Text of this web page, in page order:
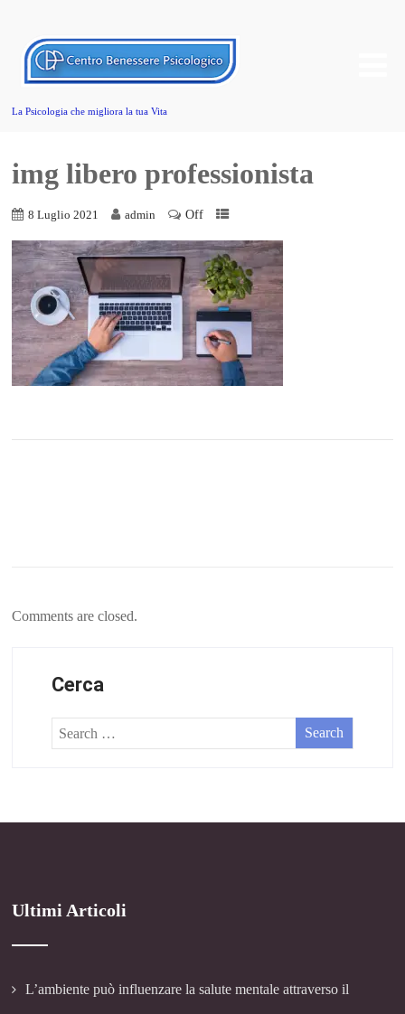
La Psicologia che migliora la tua Vita
img libero professionista
8 Luglio 2021 admin Off
Comments are closed.
Cerca
Ultimi Articoli
L’ambiente può influenzare la salute mentale attraverso il